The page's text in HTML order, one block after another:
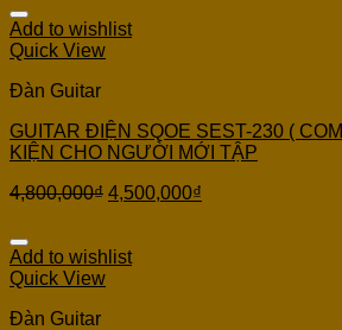
Add to wishlist
Quick View
Đàn Guitar
GUITAR ĐIỆN SQOE SEST-230 (
KIỆN CHO NGƯỜI MỚI TẬP
4,800,000₫ 4,500,000₫
Add to wishlist
Quick View
Đàn Guitar